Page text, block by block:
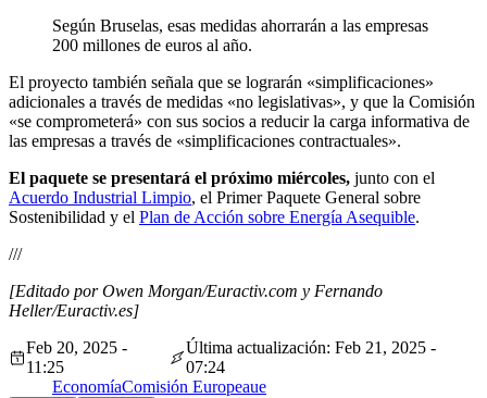
Según Bruselas, esas medidas ahorrarán a las empresas
200 millones de euros al año.
El proyecto también señala que se lograrán «simplificaciones»
adicionales a través de medidas «no legislativas», y que la Comisión
«se comprometerá» con sus socios a reducir la carga informativa de
las empresas a través de «simplificaciones contractuales».
El paquete se presentará el próximo miércoles, junto con el
Acuerdo Industrial Limpio, el Primer Paquete General sobre
Sostenibilidad y el Plan de Acción sobre Energía Asequible.
///
[Editado por Owen Morgan/Euractiv.com y Fernando
Heller/Euractiv.es]
Feb 20, 2025 -
11:25
Última actualización: Feb 21, 2025 -
07:24
EconomíaComisión Europeaue